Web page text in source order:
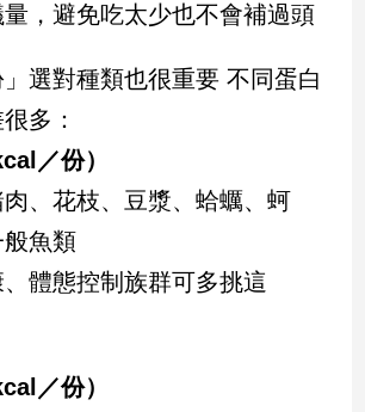
，避免吃太少也不會補過頭
選對種類也很重要 不同蛋白
多：
／份）
、花枝、豆漿、蛤蠣、蚵
魚類
、體態控制族群可多挑這
／份）